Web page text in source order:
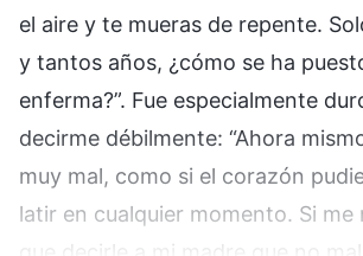
el aire y te mueras de repente.
y tantos años, ¿cómo se ha
enferma?”. Fue especialmente
decirme débilmente: “Ahora
muy mal, como si el corazón
latir en cualquier momento. Si me